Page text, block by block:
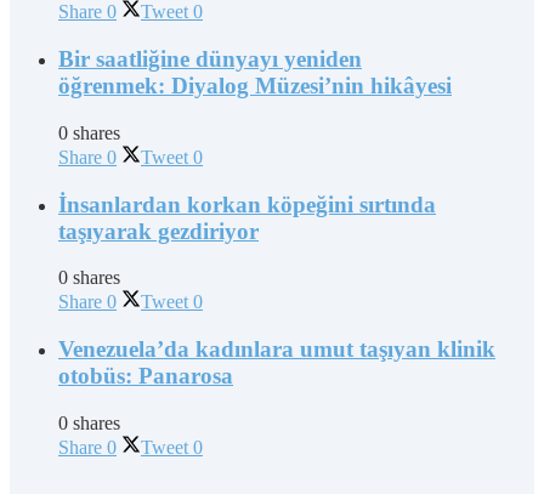
Share 0 Tweet 0
Bir saatliğine dünyayı yeniden
öğrenmek: Diyalog Müzesi’nin hikâyesi
0 shares
Share 0 Tweet 0
İnsanlardan korkan köpeğini sırtında
taşıyarak gezdiriyor
0 shares
Share 0 Tweet 0
Venezuela’da kadınlara umut taşıyan klinik
otobüs: Panarosa
0 shares
Share 0 Tweet 0